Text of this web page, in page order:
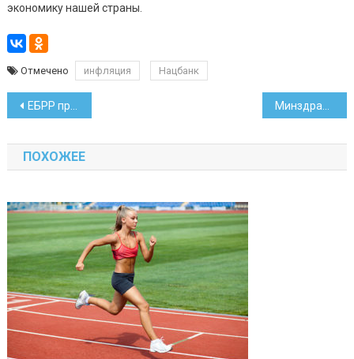
экономику нашей страны.
Отмечено инфляция Нацбанк
Навигация
по
записям
ЕБРР прогнозирует падение белорусского ВВП на 5 процентов
ПОХОЖЕЕ